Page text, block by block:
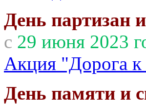
День партизан
с 29 июня 2023
Акция "Дорога к
День памяти и